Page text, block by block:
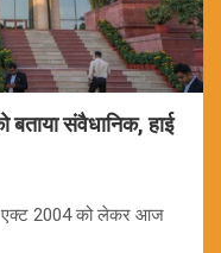
बताया संवैधानिक, हाई
एक्ट 2004 को लेकर आज